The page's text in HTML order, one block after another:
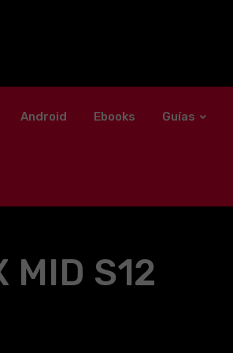
Android Ebooks Guías
MID S12